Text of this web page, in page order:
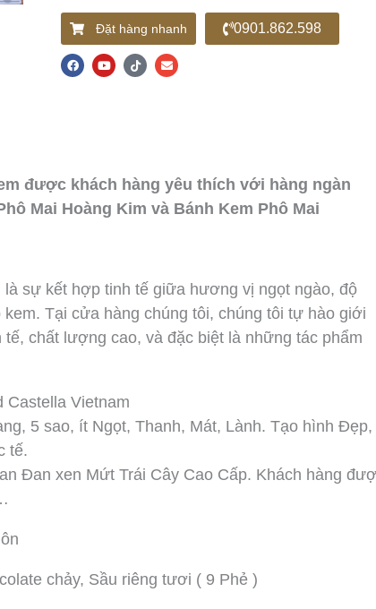
Đặt hàng nhanh 0901.862.598
a
c
o
u
i
k
n
v
được khách hàng yêu thích với hàng ngàn
Mai Hoàng Kim và Bánh Kem Phô Mai
sự kết hợp tinh tế giữa hương vị ngọt ngào, độ
Tại cửa hàng chúng tôi, chúng tôi tự hào giới
chất lượng cao, và đặc biệt là những tác phẩm
Castella Vietnam
5 sao, ít Ngọt, Thanh, Mát, Lành. Tạo hình Đẹp,
tế.
Đan xen Mứt Trái Cây Cao Cấp. Khách hàng
chảy, Sầu riêng tươi ( 9 Phẻ )